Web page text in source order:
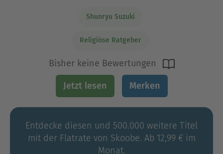
Shunryu Suzuki
Religiöse Ratgeber
Bisher keine Bewertungen
Jetzt lesen Merken
Entdecke diesen und 500.000 weitere Titel
mit der Flatrate von Skoobe. Ab 12,99 € im
Monat.